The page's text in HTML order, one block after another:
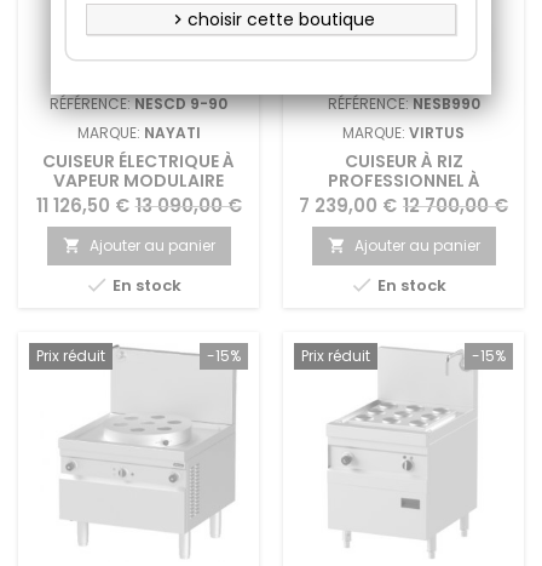
RÉFÉRENCE:NESCD 9-90
MARQUE: NAYATI
CUISEUR ÉLECTRIQUE À
VAPEUR MODULAIRE
NAYATI
Prix
11 126,50 € Prix
de
base
13 090,00 €
 Ajouter au panier
 En stock
RÉFÉRENCE:NESB990
MARQUE: VIRTUS
CUISEUR À RIZ
PROFESSIONNEL À
VAPEUR AVEC KIT DIM-
SUM
Prix
7 239,00 € Prix
de
base
12 700,00 €
 Ajouter au panier
 En stock
-15%
Prix réduit -15%
Prix réduit
chevron_right choisir cette boutique